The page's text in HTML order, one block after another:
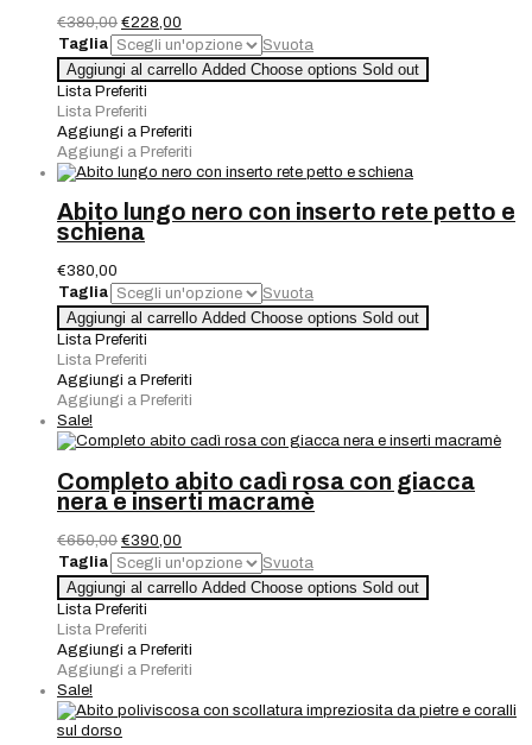
€380,00 Il
prezzo
originale
era:
€380,00.
€228,00
prezzo
attuale
è:
Taglia
Svuota
Abito
di
pizzo
rosso
quantità
Aggiungi al carrello Added Choose options Sold out
Lista Preferiti
Lista Preferiti
Aggiungi a Preferiti
Aggiungi a Preferiti
Abito lungo nero con inserto rete petto e
schiena
€380,00
Taglia
Svuota
Abito
lungo
nero
con
inserto
rete
petto
e
schiena
quantità
Aggiungi al carrello Added Choose options Sold out
Lista Preferiti
Lista Preferiti
Aggiungi a Preferiti
Aggiungi a Preferiti
Sale!
Completo abito cadì rosa con giacca
nera e inserti macramè
€650,00 Il
prezzo
originale
era:
€650,00.
€390,00
prezzo
attuale
è:
Taglia
Svuota
Completo
abito
cadì
rosa
con
giacca
nera
e
Aggiungi al carrello Added Choose options Sold out
Lista Preferiti
Lista Preferiti
Aggiungi a Preferiti
Aggiungi a Preferiti
Sale!